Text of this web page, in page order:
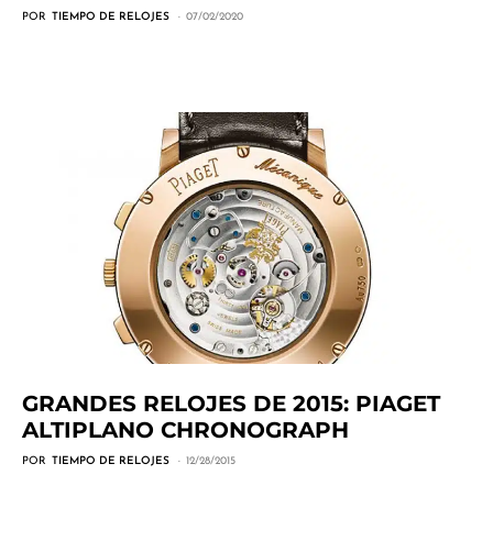
POR TIEMPO DE RELOJES 07/02/2020
GRANDES RELOJES DE 2015: PIAGET
ALTIPLANO CHRONOGRAPH
POR TIEMPO DE RELOJES 12/28/2015